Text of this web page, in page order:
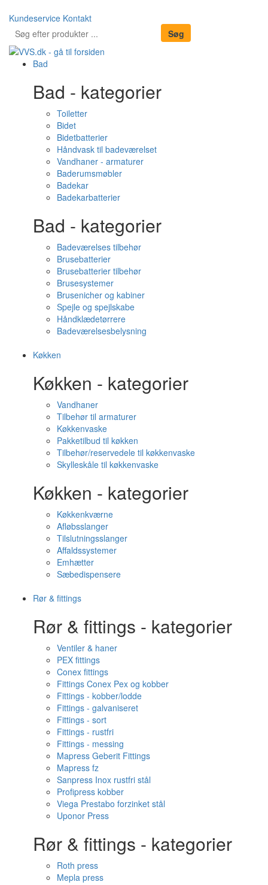
Kundeservice Kontakt
Bad
Bad - kategorier
Toiletter
Bidet
Bidetbatterier
Håndvask til badeværelset
Vandhaner - armaturer
Baderumsmøbler
Badekar
Badekarbatterier
Bad - kategorier
Badeværelses tilbehør
Brusebatterier
Brusebatterier tilbehør
Brusesystemer
Brusenicher og kabiner
Spejle og spejlskabe
Håndklædetørrere
Badeværelsesbelysning
Køkken
Køkken - kategorier
Vandhaner
Tilbehør til armaturer
Køkkenvaske
Pakketilbud til køkken
Tilbehør/reservedele til køkkenvaske
Skylleskåle til køkkenvaske
Køkken - kategorier
Køkkenkværne
Afløbsslanger
Tilslutningsslanger
Affaldssystemer
Emhætter
Sæbedispensere
Rør & fittings
Rør & fittings - kategorier
Ventiler & haner
PEX fittings
Conex fittings
Fittings Conex Pex og kobber
Fittings - kobber/lodde
Fittings - galvaniseret
Fittings - sort
Fittings - rustfri
Fittings - messing
Mapress Geberit Fittings
Mapress fz
Sanpress Inox rustfri stål
Profipress kobber
Viega Prestabo forzinket stål
Uponor Press
Rør & fittings - kategorier
Roth press
Mepla press